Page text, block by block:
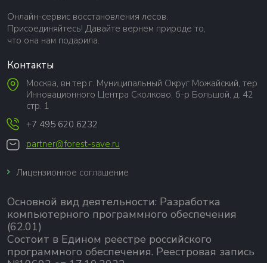
Онлайн-сервис восстановления лесов.
Присоединяйтесь! Давайте вернем природе то,
что она нам подарила.
Контакты
Москва, вн.тер.г. Муниципальный Округ Можайский, тер
Инновационного Центра Сколково, б-р Большой, д. 42
стр. 1
+7 495 620 6232
partner@forest-save.ru
Лицензионное соглашение
Основной вид деятельности: Разработка
компьютерного программного обеспечения
(62.01)
Состоит в Едином реестре российского
программного обеспечения. Реестровая запись